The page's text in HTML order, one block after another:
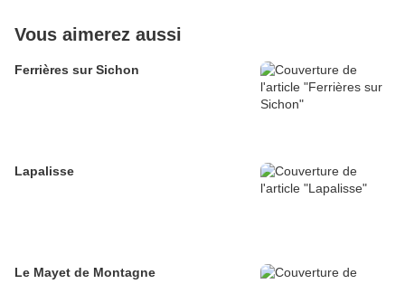
Vous aimerez aussi
Ferrières sur Sichon
Lapalisse
Le Mayet de Montagne